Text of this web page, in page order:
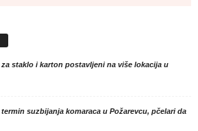
staklo i karton postavljeni na više lokacija u
suzbijanja komaraca u Požarevcu, pčelari da